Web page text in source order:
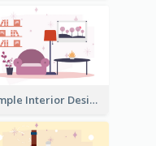
Simple Interior Design